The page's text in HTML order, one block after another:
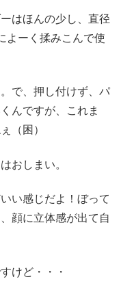
はほんの少し、直径
よーく揉みこんで使
で、押し付けず、パ
んですが、これま
（困）
おしまい。
い感じだよ！ぼって
顔に立体感が出て自
けど・・・